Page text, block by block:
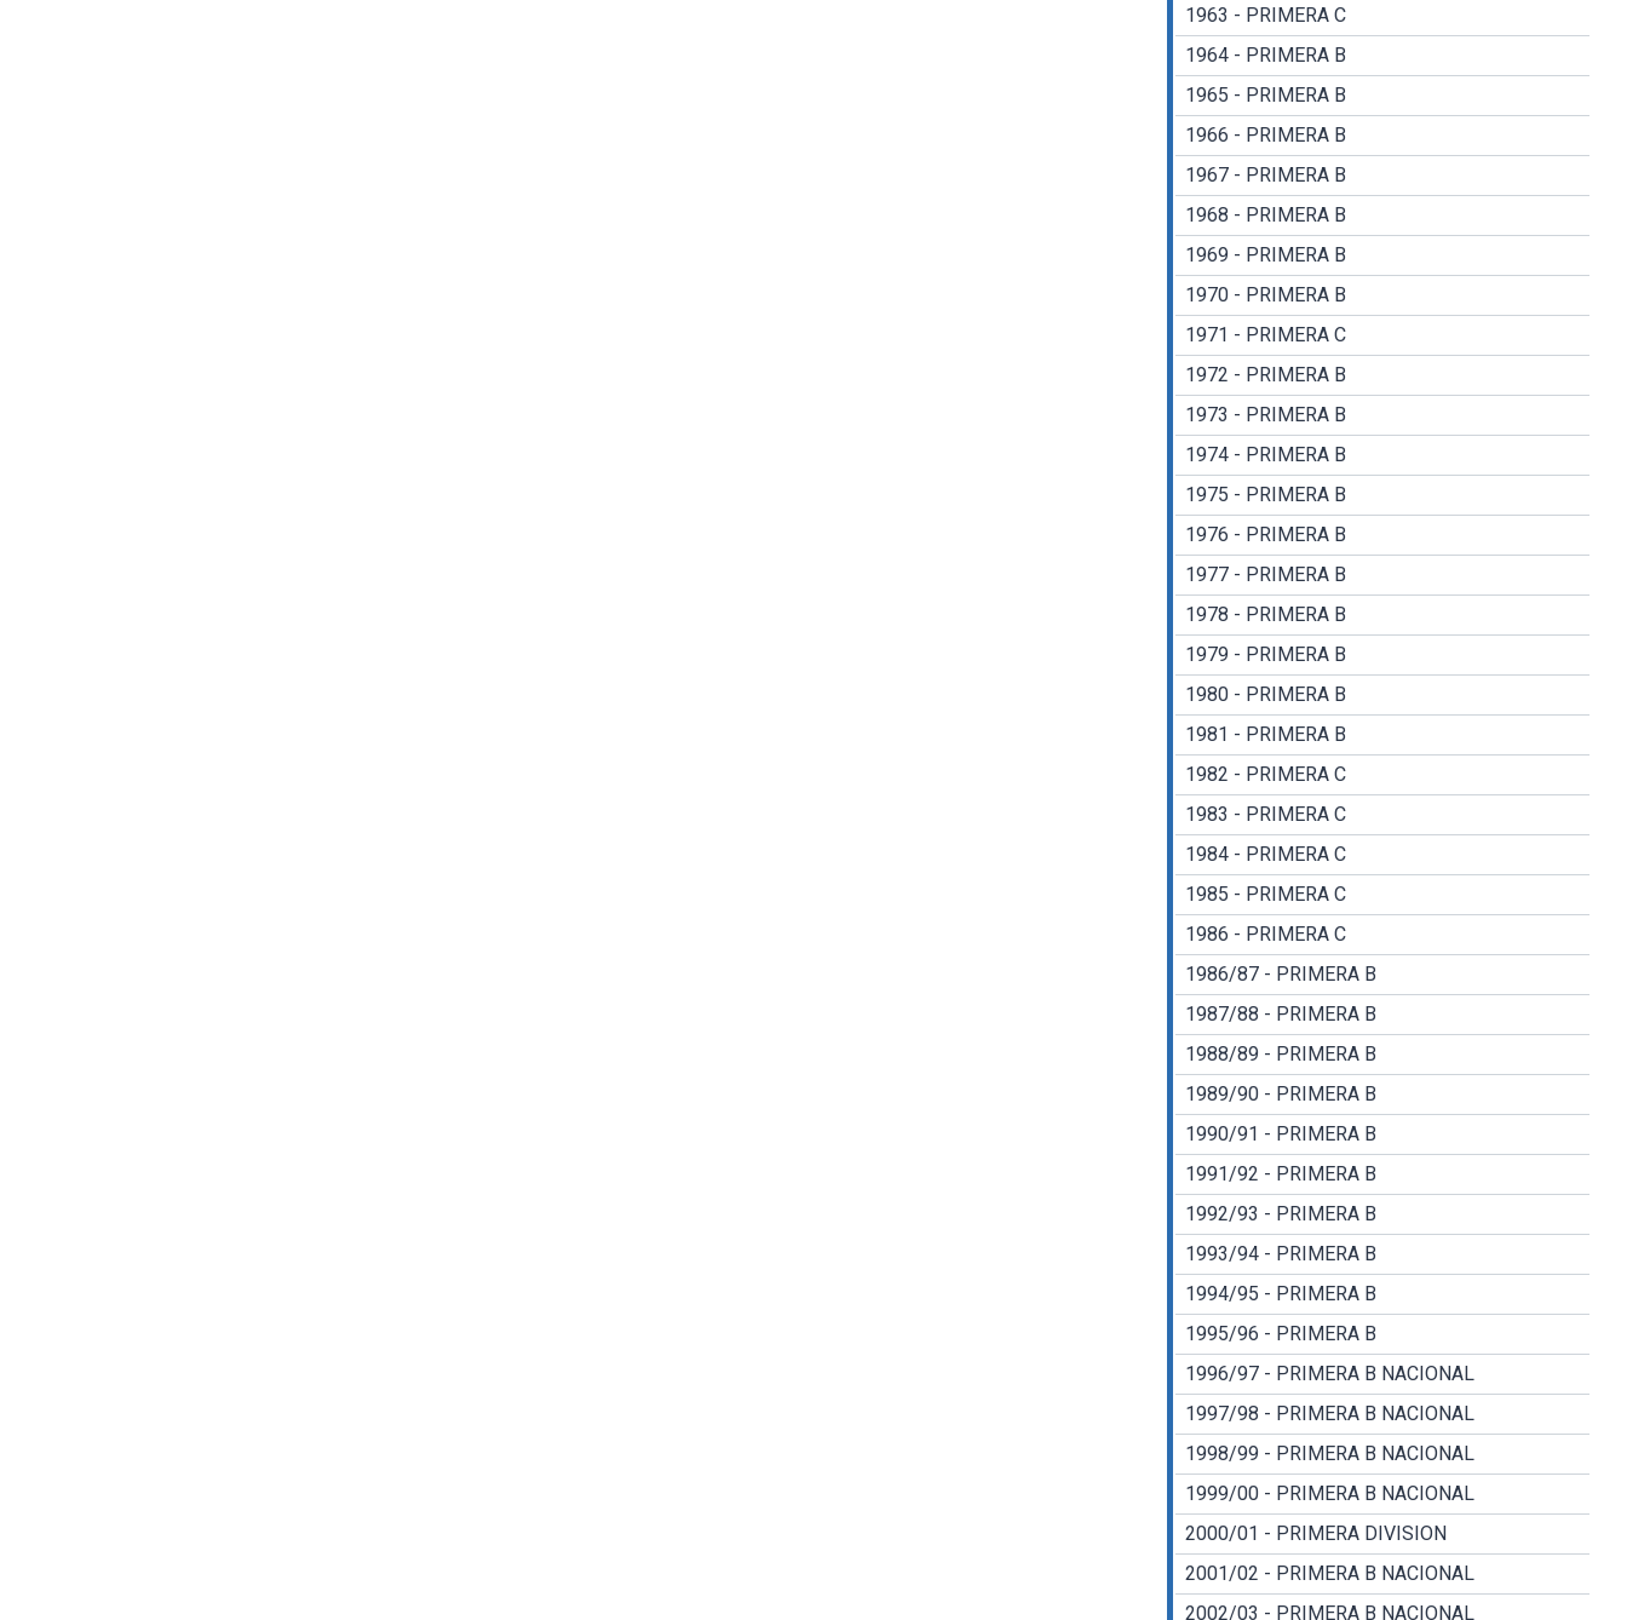
1963 - PRIMERA C
1964 - PRIMERA B
1965 - PRIMERA B
1966 - PRIMERA B
1967 - PRIMERA B
1968 - PRIMERA B
1969 - PRIMERA B
1970 - PRIMERA B
1971 - PRIMERA C
1972 - PRIMERA B
1973 - PRIMERA B
1974 - PRIMERA B
1975 - PRIMERA B
1976 - PRIMERA B
1977 - PRIMERA B
1978 - PRIMERA B
1979 - PRIMERA B
1980 - PRIMERA B
1981 - PRIMERA B
1982 - PRIMERA C
1983 - PRIMERA C
1984 - PRIMERA C
1985 - PRIMERA C
1986 - PRIMERA C
1986/87 - PRIMERA B
1987/88 - PRIMERA B
1988/89 - PRIMERA B
1989/90 - PRIMERA B
1990/91 - PRIMERA B
1991/92 - PRIMERA B
1992/93 - PRIMERA B
1993/94 - PRIMERA B
1994/95 - PRIMERA B
1995/96 - PRIMERA B
1996/97 - PRIMERA B NACIONAL
1997/98 - PRIMERA B NACIONAL
1998/99 - PRIMERA B NACIONAL
1999/00 - PRIMERA B NACIONAL
2000/01 - PRIMERA DIVISION
2001/02 - PRIMERA B NACIONAL
2002/03 - PRIMERA B NACIONAL